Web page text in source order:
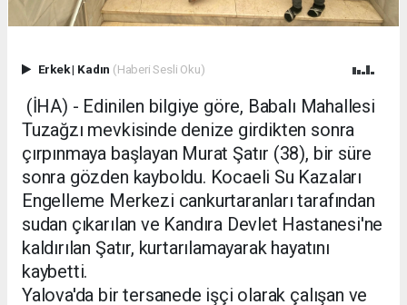
Erkek| Kadın (Haberi Sesli Oku)
(İHA) - Edinilen bilgiye göre, Babalı Mahallesi
Tuzağzı mevkisinde denize girdikten sonra
çırpınmaya başlayan Murat Şatır (38), bir süre
sonra gözden kayboldu. Kocaeli Su Kazaları
Engelleme Merkezi cankurtaranları tarafından
sudan çıkarılan ve Kandıra Devlet Hastanesi'ne
kaldırılan Şatır, kurtarılamayarak hayatını
kaybetti.
Yalova'da bir tersanede işçi olarak çalışan ve